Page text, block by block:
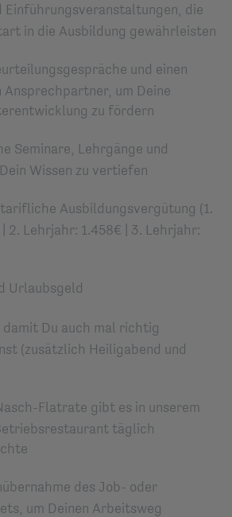
Einführungsveranstaltungen, die
in die Ausbildung gewährleisten
und einen
Ansprechpartner, um Deine
zu fördern
Seminare, Lehrgänge und
Wissen zu vertiefen
Ausbildungsvergütung (1.
2. Lehrjahr: 1.458€ | 3. Lehrjahr:
Urlaubsgeld
damit Du auch mal richtig
(zusätzlich Heiligabend und
Flatrate gibt es in unserem
täglich
des Job- oder
um Deinen Arbeitsweg